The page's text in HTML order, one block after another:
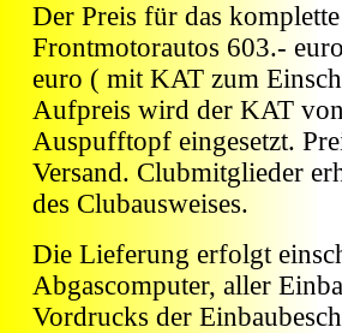
Der Preis für das
Frontmotorautos 603.-
euro ( mit KAT zum
Aufpreis wird der KAT von
Auspufftopf eingesetzt.
Versand. Clubmitglieder
des Clubausweises.
Die Lieferung erfolgt
Abgascomputer, aller
Vordrucks der